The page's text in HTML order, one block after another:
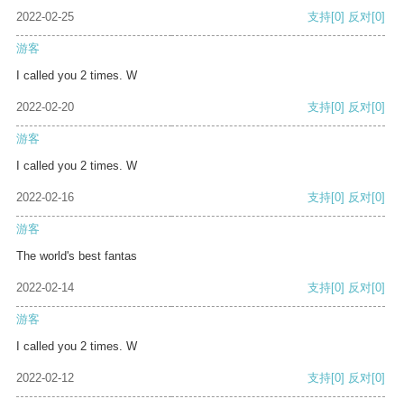
2022-02-25 支持[0] 反对[0]
游客
I called you 2 times. W
2022-02-20 支持[0] 反对[0]
游客
I called you 2 times. W
2022-02-16 支持[0] 反对[0]
游客
The world's best fantas
2022-02-14 支持[0] 反对[0]
游客
I called you 2 times. W
2022-02-12 支持[0] 反对[0]